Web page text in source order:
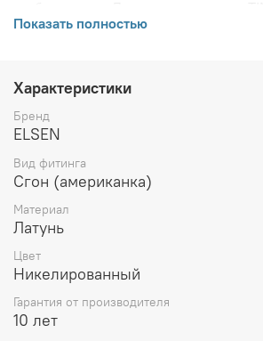
олово).
габаритах, внешнем виде и цвете,
и основываются на последних
производителя. Производитель
вносить изменения в дизайн и
характеристики, не ухудшающие
Показать полностью
Характеристики
Бренд
ELSEN
Вид фитинга
Сгон (американка)
Материал
Латунь
Цвет
Никелированный
Гарантия от производителя
10 лет